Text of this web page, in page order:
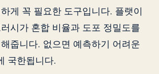
게 꼭 필요한 도구입니다. 플랫이
시가 혼합 비율과 도포 정밀도를
줍니다. 없으면 예측하기 어려운
국한됩니다.